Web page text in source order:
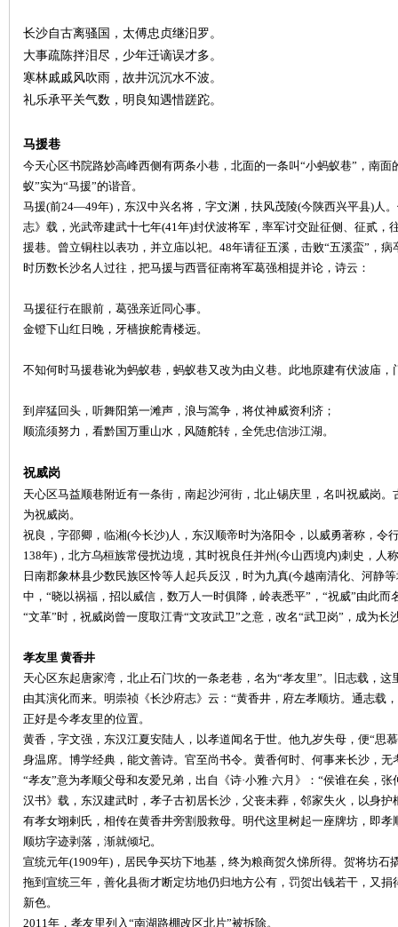
长沙自古离骚国，太傅忠贞继汨罗。
大事疏陈拌泪尽，少年迁谪误才多。
寒林戚戚风吹雨，故井沉沉水不波。
礼乐承平关气数，明良知遇惜蹉跎。
马援巷
今天心区书院路妙高峰西侧有两条小巷，北面的一条叫 “小蚂蚁巷”，南面
蚁”实为“马援”的谐音。
马援(前24—49年)，东汉中兴名将，字文渊，扶风茂陵(今陕西兴平县)人
志》载，光武帝建武十七年(41年)封伏波将军，率军讨交趾征侧、征贰，
援巷。曾立铜柱以表功，并立庙以祀。48年请征五溪，击败“五溪蛮”，
时历数长沙名人过往，把马援与西晋征南将军葛强相提并论，诗云：
马援征行在眼前，葛强亲近同心事。
金镫下山红日晚，牙樯捩舵青楼远。
不知何时马援巷讹为蚂蚁巷，蚂蚁巷又改为由义巷。此地原建有伏波庙
到岸猛回头，听舞阳第一滩声，浪与篙争，将仗神威资利济；
顺流须努力 ， 看黔国万重山水， 风随舵转 ， 全凭忠信涉江湖。
祝威岗
天心区马益顺巷附近有一条街，南起沙河街，北止锡庆里，名叫祝威岗。
为祝威岗。
祝良，字邵卿，临湘(今长沙)人，东汉顺帝时为洛阳令，以威勇著称，
138年)，北方乌桓族常侵扰边境，其时祝良任并州(今山西境内)刺史，人
日南郡象林县少数民族区怜等人起兵反汉，时为九真(今越南清化、河静
中，“晓以祸福，招以威信，数万人一时俱降，岭表悉平”，“祝威”由此而
“文革”时，祝威岗曾一度取江青“文攻武卫”之意，改名“武卫岗”，成为长
孝友里 黄香井
天心区东起唐家湾，北止石门坎的一条老巷，名为“孝友里”。旧志载，这
由其演化而来。明崇祯《长沙府志》云：“黄香井，府左孝顺坊。通志载
正好是今孝友里的位置。
黄香，字文强，东汉江夏安陆人，以孝道闻名于世。他九岁失母，便“思
身温席。博学经典，能文善诗。官至尚书令。黄香何时、何事来长沙，无
“孝友”意为孝顺父母和友爱兄弟，出自《诗·小雅·六月》：“侯谁在矣，
汉书》载，东汉建武时，孝子古初居长沙，父丧未葬，邻家失火，以身
有孝女翊剌氏，相传在黄香井旁割股救母。明代这里树起一座牌坊，即
顺坊字迹剥落，渐就倾圮。
宣统元年(1909年)，居民争买坊下地基，终为粮商贺久悌所得。贺将坊
拖到宣统三年，善化县衙才断定坊地仍归地方公有，罚贺出钱若干，又
新色。
2011年，孝友里列入“南湖路棚改区北片”被拆除。